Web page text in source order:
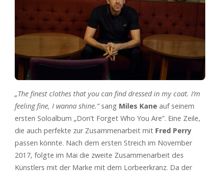
„The finest clothes that you can find dressed in my coat. I’m
feeling fine, I wanna shine.” sang Miles Kane auf seinem
ersten Soloalbum „Don’t Forget Who You Are”. Eine Zeile,
die auch perfekte zur Zusammenarbeit mit Fred Perry
passen könnte. Nach dem ersten Streich im November
2017, folgte im Mai die zweite Zusammenarbeit des
Künstlers mit der Marke mit dem Lorbeerkranz. Da der